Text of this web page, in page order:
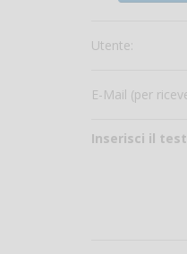
Utente:
E-Mail (per
Inserisci il